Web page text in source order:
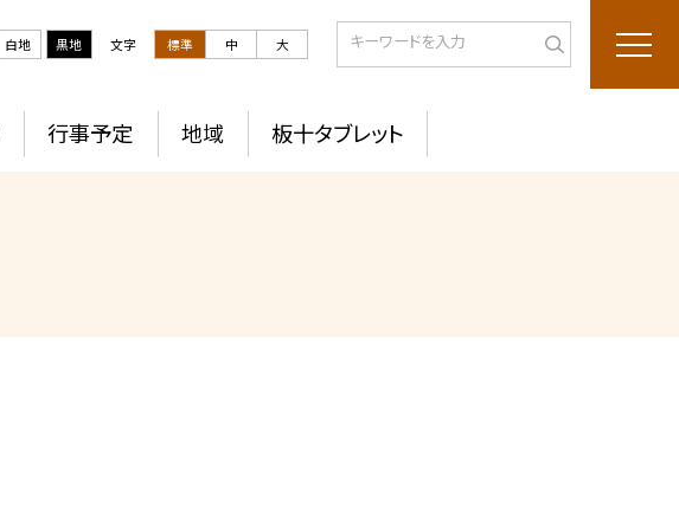
白地 黒地 文字 標準 中 大
行事予定 地域 板十タブレット